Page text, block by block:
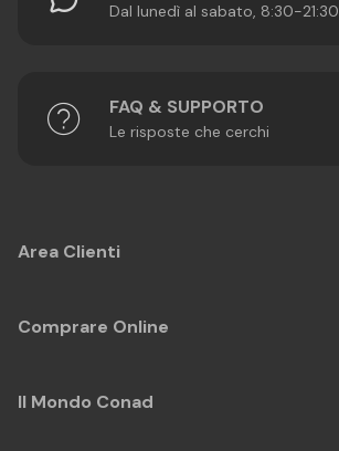
Dal lunedì al sabato, 8:30-21:30
FAQ & SUPPORTO
Le risposte che cerchi
Area Clienti
Comprare Online
Il Mondo Conad